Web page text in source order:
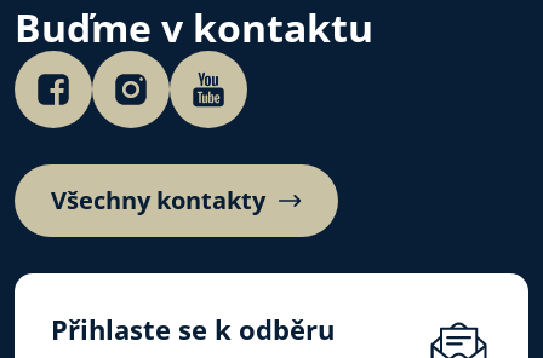
Buďme v kontaktu
Všechny kontakty
Přihlaste se k odběru